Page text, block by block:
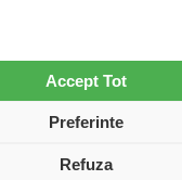
strada sau alt oras?
intelegem ca esti de acord cu
TestelefacuteCe urmeaza
Accept Tot
Preferinte
Refuza